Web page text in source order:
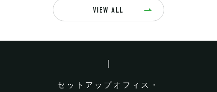
VIEW ALL
セットアップオフィス・